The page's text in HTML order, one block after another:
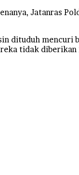
Jatanras
dituduh
tidak diberikan